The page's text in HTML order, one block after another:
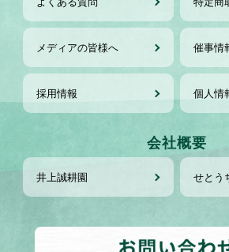
メディアの皆様へ 催事情
採用情報 個人情
会社概要
井上誠耕園 せとう